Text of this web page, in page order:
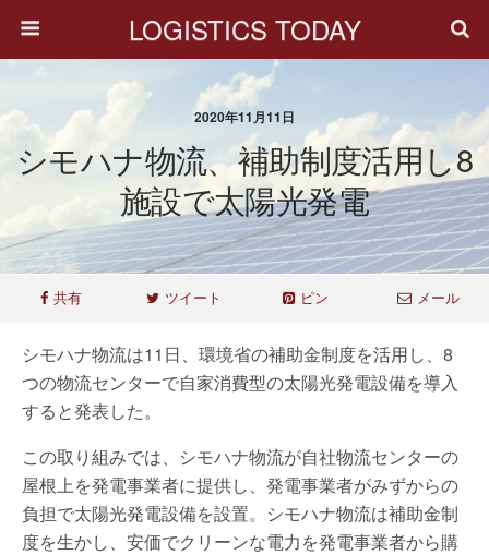
LOGISTICS TODAY
2020年11月11日
シモハナ物流、補助制度活用し8
施設で太陽光発電
共有 ツイート ピン メール
シモハナ物流は11日、環境省の補助金制度を活用し、8
つの物流センターで自家消費型の太陽光発電設備を導入
すると発表した。
この取り組みでは、シモハナ物流が自社物流センターの
屋根上を発電事業者に提供し、発電事業者がみずからの
負担で太陽光発電設備を設置。シモハナ物流は補助金制
度を生かし、安価でクリーンな電力を発電事業者から購